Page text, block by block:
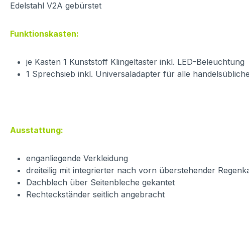
Edelstahl V2A gebürstet
Funktionskasten:
je Kasten 1 Kunststoff Klingeltaster inkl. LED-Beleuchtung
1 Sprechsieb inkl. Universaladapter für alle
Ausstattung:
enganliegende Verkleidung
dreiteilig mit integrierter nach vorn überstehender
Dachblech über Seitenbleche gekantet
Rechteckständer seitlich angebracht